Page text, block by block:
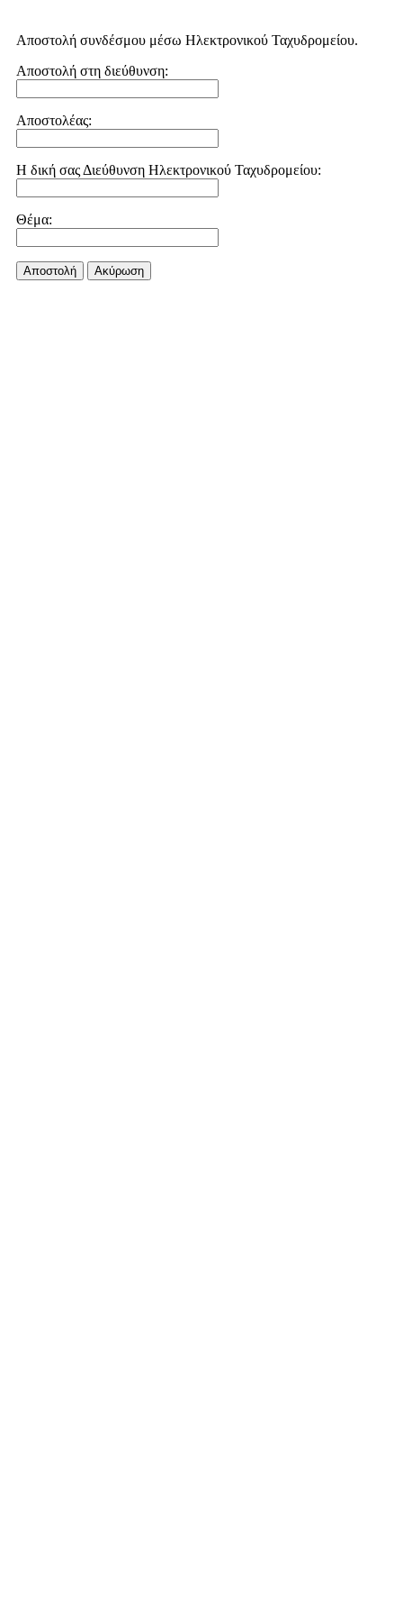
Αποστολή συνδέσμου μέσω Ηλεκτρονικού Ταχυδρομείου.
Αποστολή στη διεύθυνση:
Αποστολέας:
Η δική σας Διεύθυνση Ηλεκτρονικού Ταχυδρομείου:
Θέμα:
Αποστολή Aκύρωση